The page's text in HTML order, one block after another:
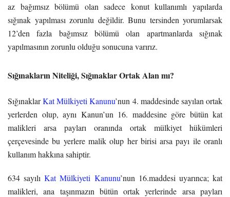
az bağımsız bölümü olan sadece konut kullanımlı yapılarda
sığınak yapılması zorunlu değildir. Bunu tersinden yorumlarsak
12’den fazla bağımsız bölümü olan apartmanlarda sığınak
yapılmasının zorunlu olduğu sonucuna varırız.
Sığınakların Niteliği, Sığınaklar Ortak Alan mı?
SığınaklarKat Mülkiyeti Kanunu’nun 4. maddesinde sayılan ortak
yerlerden olup, aynı Kanun’un 16. maddesine göre bütün kat
malikleri arsa payları oranında ortak mülkiyet hükümleri
çerçevesinde bu yerlere malik olup her birisi arsa payı ile oranlı
kullanım hakkına sahiptir.
634 sayılıKat Mülkiyeti Kanunu’nun 16.maddesi uyarınca; kat
malikleri, ana taşınmazın bütün ortak yerlerinde arsa payları